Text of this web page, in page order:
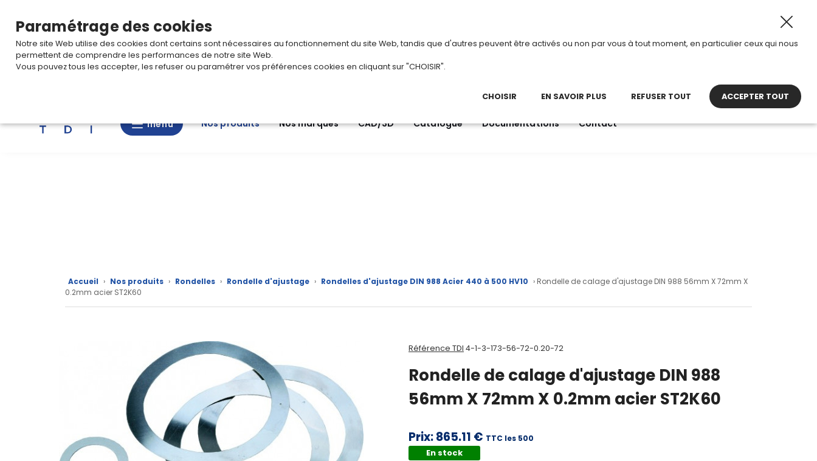
Du 3 au 28 août 2026, TDI passe en mode été. • Horaires d’ouverture :
marques
Documentations
compte
menu
menu Nos produits Nos marques CAD/3D Catalogue Documentations Contact
Accueil › Nos produits › Rondelles › Rondelle d'ajustage › Rondelles d'ajustage DIN 988 Acier 440 à 500 HV10 › Rondelle de calage d'ajustage DIN 988 56mm X 72mm X
0.2mm acier ST2K60
Référence TDI 4-1-3-173-56-72-0.20-72
Rondelle de calage d'ajustage DIN 988
56mm X 72mm X 0.2mm acier ST2K60
Prix:865.11 € TTC les 500
En stock
Paramétrage des cookies
Notre site Web utilise des cookies dont certains sont nécessaires au fonctionnement du site Web, tandis que d'autres peuvent être activés ou non par vous à tout moment, en particulier ceux qui nous
permettent de comprendre les performances de notre site Web.
Vous pouvez tous les accepter, les refuser ou paramétrer vos préférences cookies en cliquant sur "CHOISIR".
CHOISIR EN SAVOIR PLUS REFUSER TOUT ACCEPTER TOUT